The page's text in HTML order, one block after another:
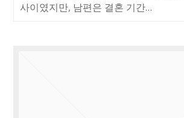
사이였지만, 남편은 결혼 기간…